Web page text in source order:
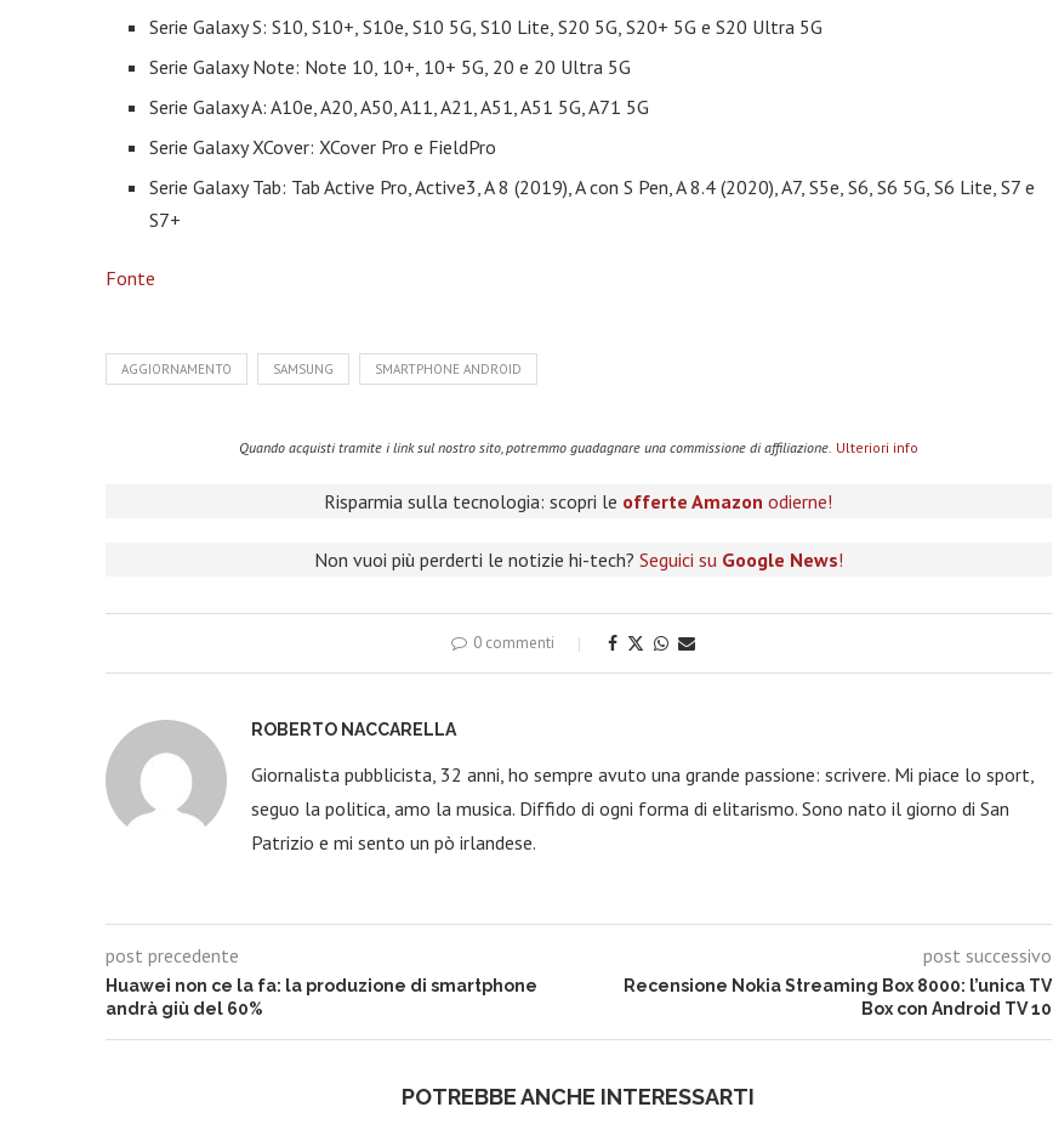
Serie Galaxy S: S10, S10+, S10e, S10 5G, S10 Lite, S20 5G, S20+ 5G e S20 Ultra 5G
Serie Galaxy Note: Note 10, 10+, 10+ 5G, 20 e 20 Ultra 5G
Serie Galaxy A: A10e, A20, A50, A11, A21, A51, A51 5G, A71 5G
Serie Galaxy XCover: XCover Pro e FieldPro
Serie Galaxy Tab: Tab Active Pro, Active3, A 8 (2019), A con S Pen, A 8.4 (2020), A7, S5e, S6, S6 5G, S6 Lite, S7 e
S7+
Fonte
AGGIORNAMENTO SAMSUNG SMARTPHONE ANDROID
Quando acquisti tramite i link sul nostro sito, potremmo guadagnare una commissione di affiliazione. Ulteriori info
Risparmia sulla tecnologia: scopri le offerte Amazon odierne!
Non vuoi più perderti le notizie hi-tech? Seguici su Google News!
0 commenti
ROBERTO NACCARELLA
Giornalista pubblicista, 32 anni, ho sempre avuto una grande passione: scrivere. Mi piace lo sport,
seguo la politica, amo la musica. Diffido di ogni forma di elitarismo. Sono nato il giorno di San
Patrizio e mi sento un pò irlandese.
post precedente
Huawei non ce la fa: la produzione di smartphone
andrà giù del 60%
post successivo
Recensione Nokia Streaming Box 8000: l’unica TV
Box con Android TV 10
POTREBBE ANCHE INTERESSARTI